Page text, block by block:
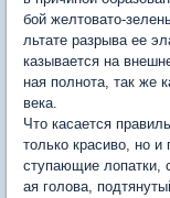
бой желтовато-
льтате разрыва ее
казывается на
ная полнота, так же
века.
Что касается
только красиво, но
ступающие лопатки,
ая голова,